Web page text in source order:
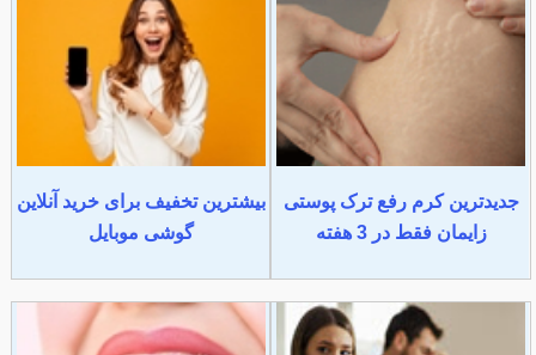
جدیدترین کرم رفع ترک پوستی
زایمان فقط در 3 هفته
بیشترین تخفیف برای خرید آنلاین
گوشی موبایل